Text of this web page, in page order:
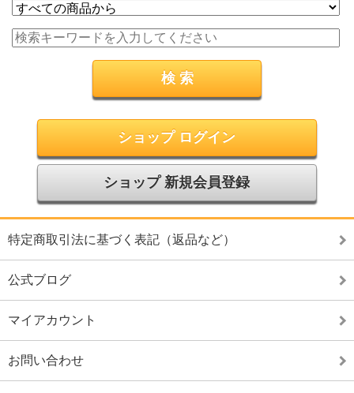
ショップ ログイン
ショップ 新規会員登録
特定商取引法に基づく表記（返品など）
公式ブログ
マイアカウント
お問い合わせ